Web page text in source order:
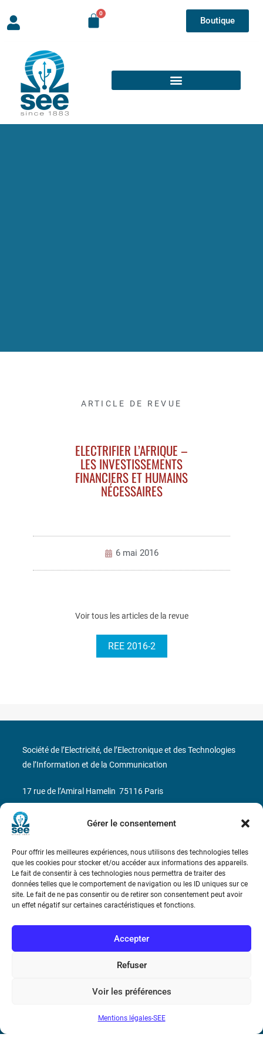
Gérer le consentement
Pour offrir les meilleures expériences, nous utilisons des technologies telles
que les cookies pour stocker et/ou accéder aux informations des appareils.
Le fait de consentir à ces technologies nous permettra de traiter des
données telles que le comportement de navigation ou les ID uniques sur ce
site. Le fait de ne pas consentir ou de retirer son consentement peut avoir
un effet négatif sur certaines caractéristiques et fonctions.
Accepter
Refuser
Voir les préférences
Mentions légales-SEE
Boutique
ARTICLE DE REVUE
ELECTRIFIER L’AFRIQUE –
LES INVESTISSEMENTS
FINANCIERS ET HUMAINS
NÉCESSAIRES
6 mai 2016
Voir tous les articles de la revue
REE 2016-2
Bicentenaire des découvertes d’André-
Marie Ampère
Conditions Générales de Vente
Mentions légales
Société de l’Electricité, de l’Electronique et des Technologies
de l’Information et de la Communication
17 rue de l’Amiral Hamelin 75116 Paris
Métro : « Boissière » Ligne 6 et « Iéna » Ligne 9
N° de SIREN : 785 393 232, Code APE : 9412Z TVA intra-
communautaire : FR44 785 393 232